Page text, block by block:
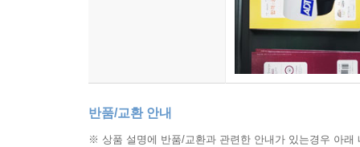
반품/교환 안내
※ 상품 설명에 반품/교환과 관련한 안내가 있는경우 아